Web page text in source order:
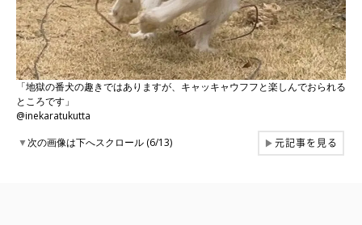
「地獄の番犬の趣きではありますが、キャッキャウフフと楽しんでおられる
ところです」
@inekaratukutta
▼次の画像は下へスクロール (6/13) ▶元記事を見る